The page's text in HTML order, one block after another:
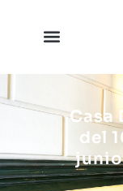
Casa
del
junio